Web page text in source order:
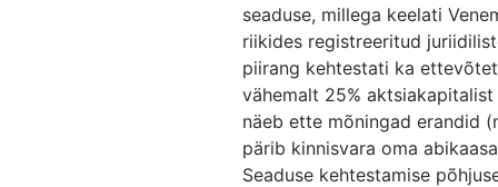
seaduse, millega keelati
riikides registreeritud
piirang kehtestati ka
vähemalt 25%
näeb ette mõningad erandid
pärib kinnisvara oma
Seaduse kehtestamise